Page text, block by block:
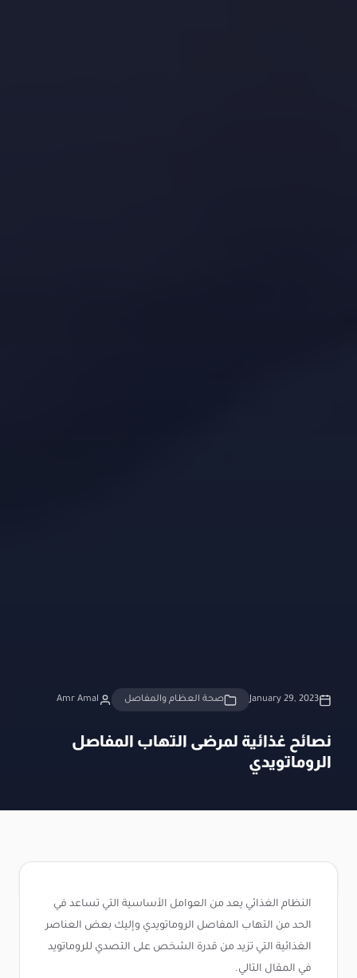
January 29, 2023 صحة العظام والمفاصل Amr Amal
نصائح غذائية لمرضى التهاب المفاصل
الروماتويدي
النظام الغذائي يعد من العوامل الأساسية التي تساعد في
الحد من التهاب المفاصل الروماتويدي وإليك بعض العناصر
الغذائية التي تزيد من قدرة الشخص على التصدي للروماتويد
في المقال التالي.